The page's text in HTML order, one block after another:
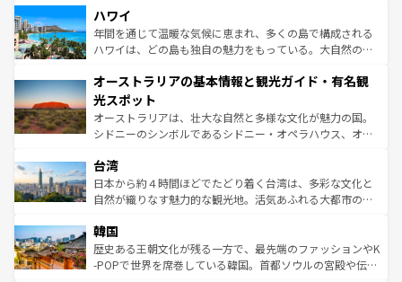
着のスイス情報は
のような巨大都市は、観光、ショッピング、エンターテイ
ンメントが詰まった刺激的なスポットだ。一方、アメリカ
西部には大自然が広がり、グランドキャニオンやイエロー
部のニューオーリンズでは、音楽と美食が融合した独特の
文化が魅力。旅行者はアメリカの各地域で異なる魅力を楽
しみながら、その多様性と豊かな歴史を感じることができ
るだろう。車でのロードトリップや列車の旅も、アメリカ
情報は
ハワイ
年間を通じて温暖な気候に恵まれ、多くの島で構成される
ハワイは、どの島も独自の魅力をもっている。大自然の神
ワイ島は見逃せない。また、定番の観光地といえばオアフ
島だが、静かな自然を求めるならマウイ島やカウアイ島が
おすすめ。エメラルドグリーンに輝く海をはじめ、豊かな
文化や歴史が息づいている。「アロハスピリット」と呼ば
人々、おいしいローカルフードやハワイアンミュージッ
ク、伝統的なフラダンスなど、すべてがハワイの魅力を彩
っている。訪れるたびに新しい発見と感動が待っているハ
はコンテンツ一覧
オーストラリアの基本情報と観光ガイド・有名観
光スポット
オーストラリアは、壮大な自然と多様な文化が魅力の国。
シドニーのシンボルであるシドニー・オペラハウス、オー
リアリーフや大陸中央部にそびえるウルル（エアーズロッ
ク）、タスマニアの美しい原生林やケアンズの熱帯雨林な
ど、見どころがたくさん。また、カフェやワイン、オージ
いる。アクティビティも充実しており、サーフィンやダイ
ビング、ハイキングなど、アウトドア好きにはたまらな
い。オーストラリアの多彩な魅力を存分に味わいつくそ
台湾
日本から約４時間ほどでたどり着く台湾は、多彩な文化と
自然が織りなす魅力的な観光地。活気あふれる大都市の台
ン）、静ひつな山岳地帯である台湾東部など、都市の喧騒
と山間の静けさが共存しており、訪れる人に新しい発見と
驚きをもたらしてくれる。また、奥深い台湾の食文化も魅
韓国
歴史ある王朝文化が残る一方で、最先端のファッションやK
-POPで世界を席巻している韓国。首都ソウルの宮殿や伝統